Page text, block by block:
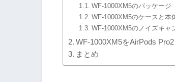
WF-1000XM5のパッケージ
WF-1000XM5のケースと本
WF-1000XM5のノイズキャ
WF-1000XM5をAirPods
まとめ